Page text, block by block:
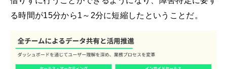
る時間が15分から1～2分に短縮したということだ。